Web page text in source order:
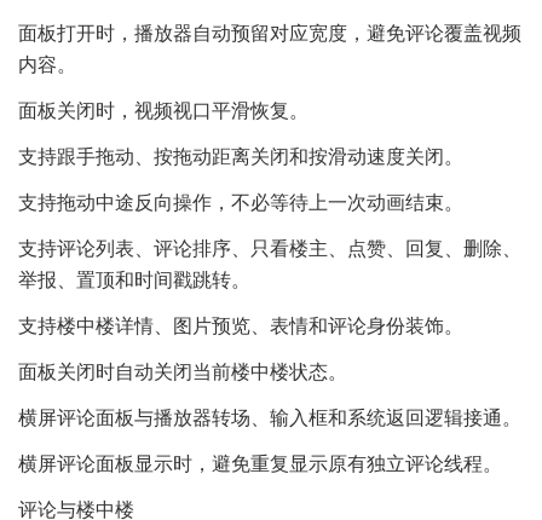
面板打开时，播放器自动预留对应宽度，避免评论覆盖视频
内容。
面板关闭时，视频视口平滑恢复。
支持跟手拖动、按拖动距离关闭和按滑动速度关闭。
支持拖动中途反向操作，不必等待上一次动画结束。
支持评论列表、评论排序、只看楼主、点赞、回复、删除、
举报、置顶和时间戳跳转。
支持楼中楼详情、图片预览、表情和评论身份装饰。
面板关闭时自动关闭当前楼中楼状态。
横屏评论面板与播放器转场、输入框和系统返回逻辑接通。
横屏评论面板显示时，避免重复显示原有独立评论线程。
评论与楼中楼